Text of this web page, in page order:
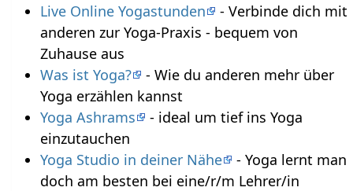
Live Online Yogastunden
- Verbinde dich mit
anderen zur Yoga-Praxis - bequem von
Zuhause aus
Was ist Yoga?
- Wie du anderen mehr über
Yoga erzählen kannst
Yoga Ashrams
- ideal um tief ins Yoga
einzutauchen
Yoga Studio in deiner Nähe
- Yoga lernt man
doch am besten bei eine/r/m Lehrer/in